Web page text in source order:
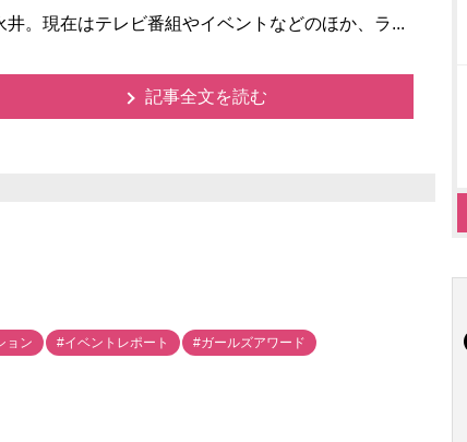
井。現在はテレビ番組やイベントなどのほか、ラ...
記事全文を読む
ョン #イベントレポート #ガールズアワード